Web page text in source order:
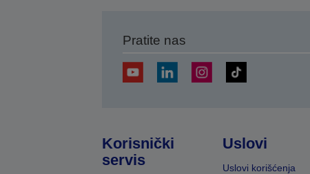
Pratite nas
Korisnički
servis
Uslovi
Uslovi korišćenja